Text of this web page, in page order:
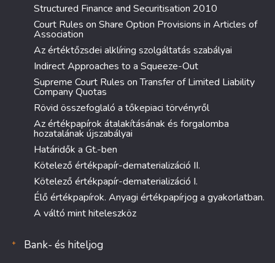
Structured Finance and Securitisation 2010
Court Rules on Share Option Provisions in Articles of
Association
Az értéktőzsdei alklíring szolgáltatás szabályai
Indirect Approaches to a Squeeze-Out
Supreme Court Rules on Transfer of Limited Liability
Company Quotas
Rövid összefoglaló a tőkepiaci törvényről
Az értékpapírok átalakításának és forgalomba
hozatalának újszabályai
Határidők a Gt.-ben
Kötelező értékpapír-dematerializáció II.
Kötelező értékpapír-dematerializáció I.
Élő értékpapírok. Anyagi értékpapírjog a gyakorlatban.
A váltó mint hiteleszköz
Bank- és hiteljog